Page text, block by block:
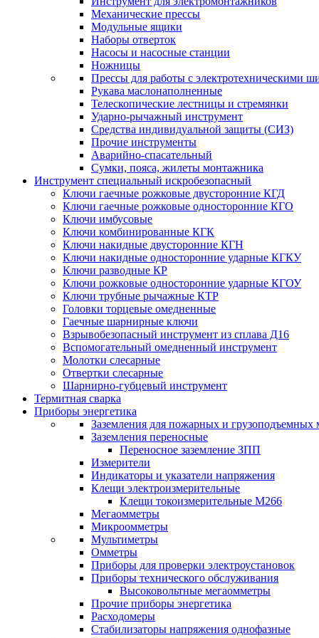
Механические прессы
Модульные ящики
Наборы отверток
Насосы и насосные станции
Ножницы
Прессы для работы с электротехническими
Рукава маслонаполненные
Телескопические лестницы и стремянки
Ударно-рычажный инструмент
Средства индивидуальной защиты (СИЗ)
Прочие инструменты
Аварийно-спасательный
Сумки, пояса, жилеты монтажника
Инструмент специальный искробезопасный
Ключи гаечные рожковые двусторонние КГД
Ключи гаечные рожковые односторонние КГО
Ключи имбусовые
Ключи комбинированные КГК
Ключи накидные двусторонние КГН
Ключи накидные односторонние ударные КГКУ
Ключи разводные КР
Ключи рожковые односторонние ударные КГОУ
Ключи трубные рычажные КТР
Головки торцевые омедненные
Гаечные шарнирные ключи
Взрывобезопасный инструмент из сплава Д16
Вспомогательный омедненный инструмент
Молотки слесарные
Отвертки слесарные
Шарнирно-губцевый инструмент
Термитная сварка
Приборы энергетика
Заземления для пожарных и грузоподъемных
Заземления переносные
Переносное заземление ЗПП
Измерители
Индикаторы и указатели напряжения
Клещи электроизмерительные
Клещи токоизмерительные М266
Мегаомметры
Микроомметры
Мультиметры
Омметры
Приборы для проверки электроустановок
Приборы технического обслуживания
Высоковольтные мегаомметры
Прочие приборы энергетика
Расходомеры
Стабилизаторы напряжения однофазные